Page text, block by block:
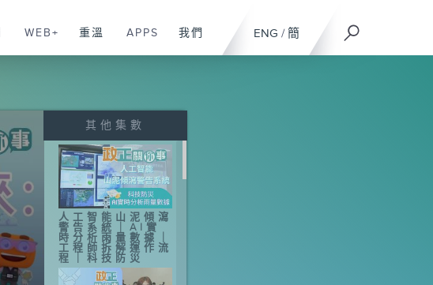
ENG / 簡
WEB+ 重溫 APPS 我們
其他集數
人工智能山泥傾瀉
警告系統｜AI實
時分析雨量數據｜
工程師拆解運作流
程｜科技防災